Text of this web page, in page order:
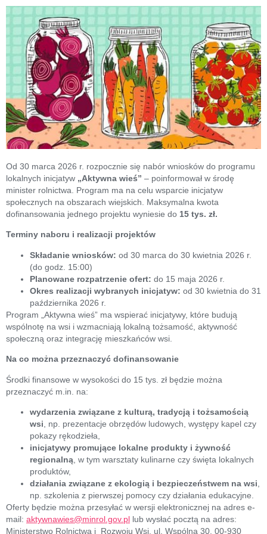
Od 30 marca 2026 r. rozpocznie się nabór wniosków do programu
lokalnych inicjatyw „Aktywna wieś” – poinformował w środę
minister rolnictwa. Program ma na celu wsparcie inicjatyw
społecznych na obszarach wiejskich. Maksymalna kwota
dofinansowania jednego projektu wyniesie do 15 tys. zł.
Terminy naboru i realizacji projektów
Składanie wniosków: od 30 marca do 30 kwietnia 2026 r.
(do godz. 15:00)
Planowane rozpatrzenie ofert: do 15 maja 2026 r.
Okres realizacji wybranych inicjatyw: od 30 kwietnia do 31
października 2026 r.
Program „Aktywna wieś” ma wspierać inicjatywy, które budują
wspólnotę na wsi i wzmacniają lokalną tożsamość, aktywność
społeczną oraz integrację mieszkańców wsi.
Na co można przeznaczyć dofinansowanie
Środki finansowe w wysokości do 15 tys. zł będzie można
przeznaczyć m.in. na:
wydarzenia związane z kulturą, tradycją i tożsamością
wsi , np. prezentacje obrzędów ludowych, występy kapel czy
pokazy rękodzieła,
inicjatywy promujące lokalne produkty i żywność
regionalną , w tym warsztaty kulinarne czy święta lokalnych
produktów,
działania związane z ekologią i bezpieczeństwem na wsi
np. szkolenia z pierwszej pomocy czy działania edukacyjne.
Oferty będzie można przesyłać w wersji elektronicznej na adres e-
mail: aktywnawies@minrol.gov.pl lub wysłać pocztą na adres:
Ministerstwo Rolnictwa i Rozwoju Wsi, ul. Wspólna 30, 00-930